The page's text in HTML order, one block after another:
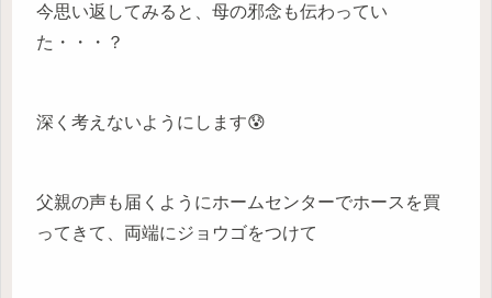
今思い返してみると、母の邪念も伝わってい
た・・・？
深く考えないようにします😰
父親の声も届くようにホームセンターでホースを買
ってきて、両端にジョウゴをつけて